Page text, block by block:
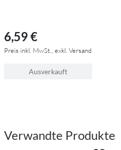
6,59 €
Preis inkl. MwSt., exkl. Versand
Ausverkauft
Verwandte Produkte